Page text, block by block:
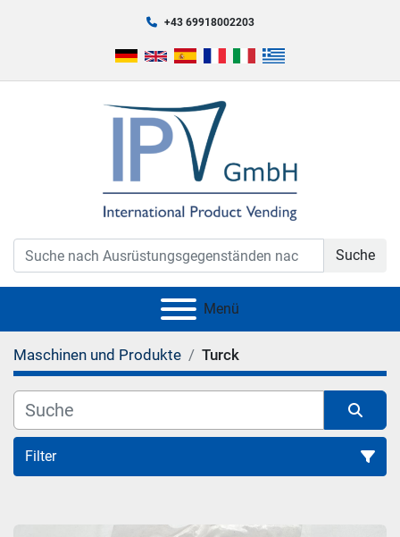
+43 69918002203
Suche
Menü
Maschinen und Produkte Turck
Filter